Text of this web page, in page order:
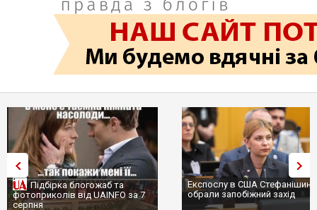
Експослу в США Стефанішиній
обрали запобіжний захід
Трамп не передасть
сотні ракет до Patriot, бо
...